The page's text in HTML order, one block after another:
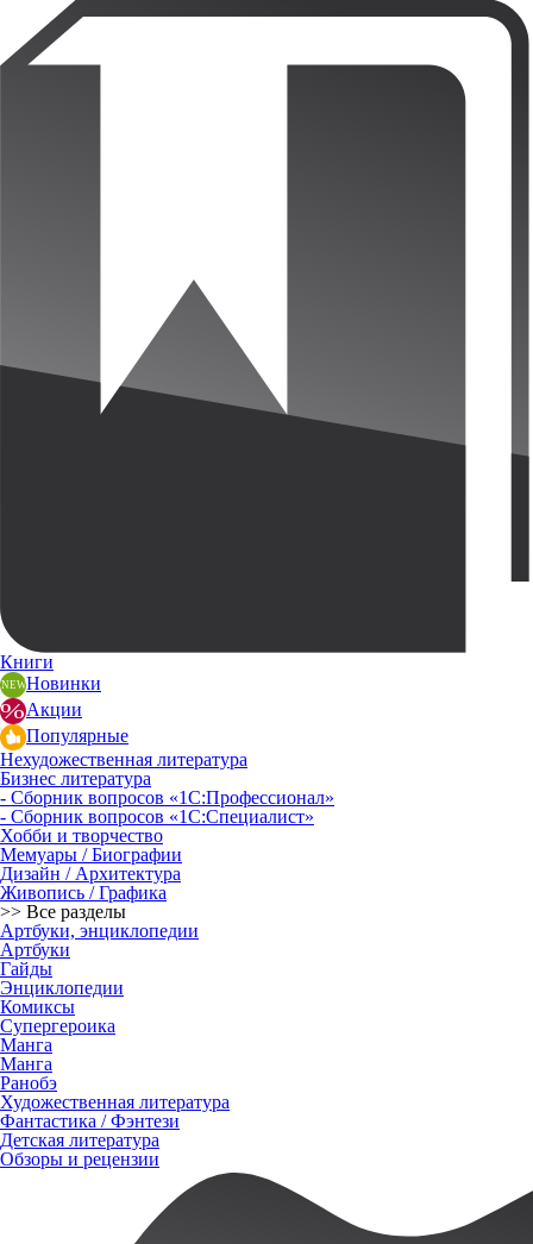
Книги
Новинки
Акции
Популярные
Нехудожественная литература
Бизнес литература
- Сборник вопросов «1С:Профессионал»
- Сборник вопросов «1С:Специалист»
Хобби и творчество
Мемуары / Биографии
Дизайн / Архитектура
Живопись / Графика
>> Все разделы
Артбуки, энциклопедии
Артбуки
Гайды
Энциклопедии
Комиксы
Супергероика
Манга
Манга
Ранобэ
Художественная литература
Фантастика / Фэнтези
Детская литература
Обзоры и рецензии